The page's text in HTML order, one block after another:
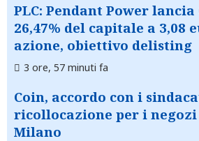
PLC: Pendant Power lancia
26,47% del capitale a 3,08
azione, obiettivo delisting
3 ore, 57 minuti fa
Coin, accordo con i
ricollocazione per i negozi
Milano